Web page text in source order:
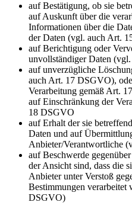
auf Bestätigung, ob sie
auf Auskunft über die
Informationen über die
der Daten (vgl. auch Art.
auf Berichtigung oder
unvollständiger Daten
auf unverzügliche
auch Art. 17 DSGVO),
Verarbeitung gemäß Art.
auf Einschränkung der
18 DSGVO
auf Erhalt der sie
Daten und auf
Anbieter/Verantwortliche
auf Beschwerde
der Ansicht sind, dass die
Anbieter unter Verstoß
Bestimmungen verarbeitet
DSGVO)